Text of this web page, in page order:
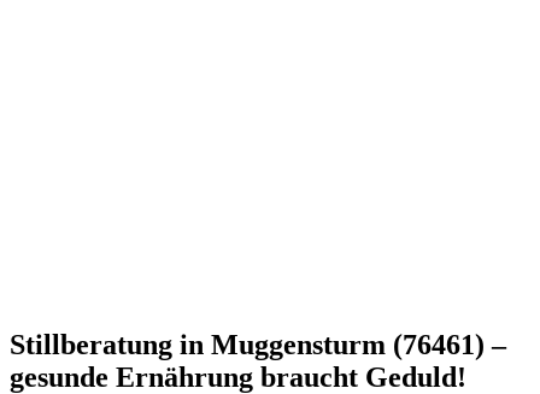
Stillberatung in Muggensturm (76461) –
gesunde Ernährung braucht Geduld!